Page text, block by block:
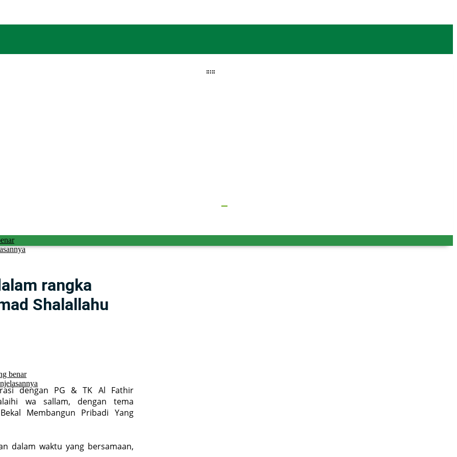
benar
rangka
Shalallahu
dengan PG & TK Al Fathir
wa sallam, dengan tema
Membangun Pribadi Yang
dalam waktu yang bersamaan,